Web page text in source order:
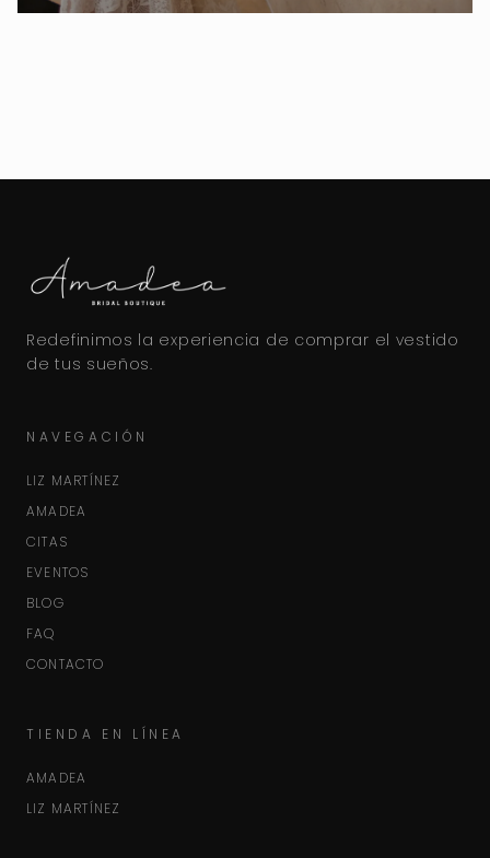
Redefinimos la experiencia de comprar el vestido
de tus sueños.
NAVEGACIÓN
LIZ MARTÍNEZ
AMADEA
CITAS
EVENTOS
BLOG
FAQ
CONTACTO
TIENDA EN LÍNEA
AMADEA
LIZ MARTÍNEZ